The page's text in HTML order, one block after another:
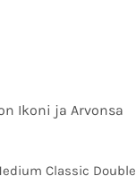
Ikoni ja Arvonsa
Classic Double